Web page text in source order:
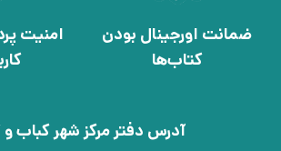
ضمانت اورجینال بودن
کتاب‌ها
امنیت
آدرس دفتر مرکز شهر کباب